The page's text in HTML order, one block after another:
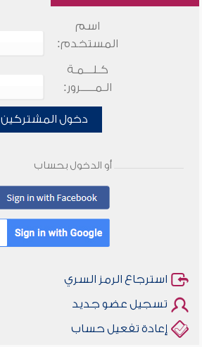
اسم
المستخدم:
كـلـــمـة
الـمـــــرور:
دخول المشتركين
أو الدخول بحساب
استرجاع الرمز السري
تسجيل عضو جديد
إعادة تفعيل حساب